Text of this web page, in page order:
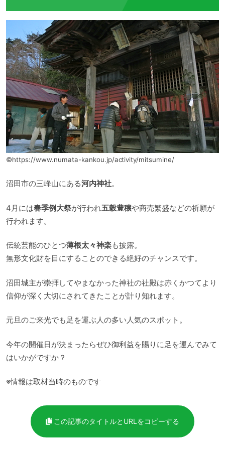
©https://www.numata-kankou.jp/activity/mitsumine/
沼田市の三峰山にある河内神社。
4月には春季例大祭が行われ五穀豊穣や商売繁盛などの祈願が
行われます。
伝統芸能のひとつ薄根太々神楽も披露。
無形文化財を目にすることのできる絶好のチャンスです。
沼田城主が崇拝してやまなかった神社の社殿は赤くかつてより
信仰が深く大切にされてきたことが計り知れます。
元旦のご来光でも足を運ぶ人の多い人気のスポット。
今年の開催日が決まったらぜひ御利益を賜りに足を運んでみて
はいかがですか？
※情報は取材当時のものです
この記事のタイトルとURLをコピーする